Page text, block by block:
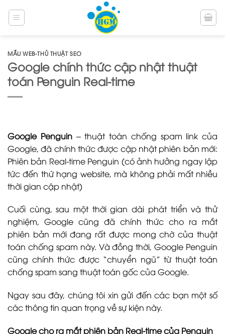
qua
MẪU WEB-THỦ THUẬT SEO
Google chính thức cập nhật thuật
toán Penguin Real-time
Google Penguin – thuật toán chống spam link của
Google, đã chính thức được cập nhật phiên bản mới:
Phiên bản Real-time Penguin (có ảnh hưởng ngay lập
tức đến thứ hạng website, mà không phải mất nhiều
thời gian cập nhật)
Cuối cùng, sau một thời gian dài phát triển và thử
nghiệm, Google cũng đã chính thức cho ra mắt
phiên bản mới đang rất được mong chờ của thuật
toán chống spam này. Và đồng thời, Google Penguin
cũng chính thức được “chuyển ngũ” từ thuật toán
chống spam sang thuật toán gốc của Google.
Ngay sau đây, chúng tôi xin gửi đến các bạn một số
các thông tin quan trọng về sự kiện này.
Google cho ra mắt phiên bản Real-time của Penguin